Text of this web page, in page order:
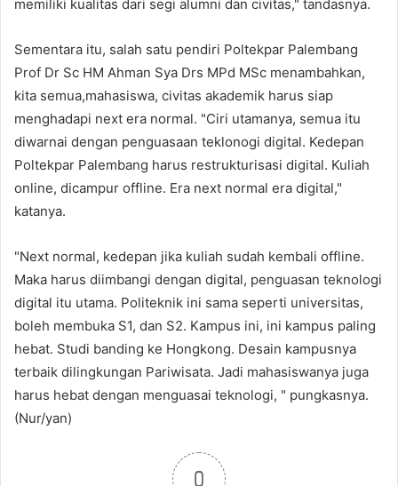
memiliki kualitas dari segi alumni dan civitas," tandasnya.
Sementara itu, salah satu pendiri Poltekpar Palembang
Prof Dr Sc HM Ahman Sya Drs MPd MSc menambahkan,
kita semua,mahasiswa, civitas akademik harus siap
menghadapi next era normal. "Ciri utamanya, semua itu
diwarnai dengan penguasaan teklonogi digital. Kedepan
Poltekpar Palembang harus restrukturisasi digital. Kuliah
online, dicampur offline. Era next normal era digital,"
katanya.
"Next normal, kedepan jika kuliah sudah kembali offline.
Maka harus diimbangi dengan digital, penguasan teknologi
digital itu utama. Politeknik ini sama seperti universitas,
boleh membuka S1, dan S2. Kampus ini, ini kampus paling
hebat. Studi banding ke Hongkong. Desain kampusnya
terbaik dilingkungan Pariwisata. Jadi mahasiswanya juga
harus hebat dengan menguasai teknologi, " pungkasnya.
(Nur/yan)
0